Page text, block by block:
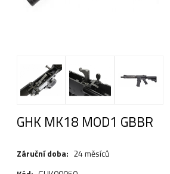
GHK MK18 MOD1 GBBR
Záruční doba: 24 měsíců